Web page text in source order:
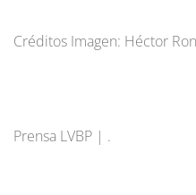
Créditos Imagen: Héctor
Prensa LVBP | .